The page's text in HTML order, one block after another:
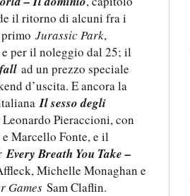
il ritorno di alcuni fra i
Jurassic Park,
per il noleggio dal 25; il
ad un prezzo speciale
d’uscita. E ancora la
Il sesso degli
Pieraccioni, con
Marcello Fonte, e il
Every Breath You Take –
Michelle Monaghan e
Games Sam Claflin.